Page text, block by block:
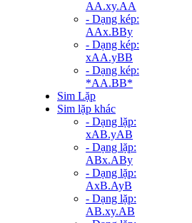
AA.xy.AA
- Dạng kép:
AAx.BBy
- Dạng kép:
xAA.yBB
- Dạng kép:
*AA.BB*
Sim Lặp
Sim lặp khác
- Dạng lặp:
xAB.yAB
- Dạng lặp:
ABx.ABy
- Dạng lặp:
AxB.AyB
- Dạng lặp:
AB.xy.AB